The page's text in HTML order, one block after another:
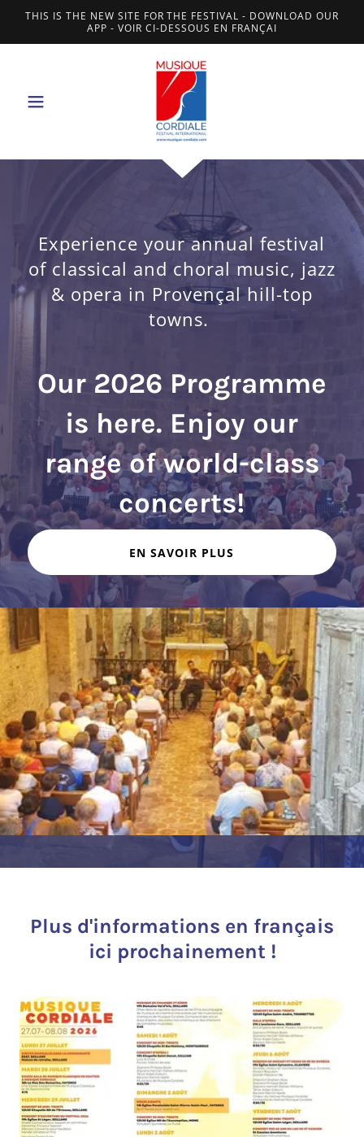
THIS IS THE NEW SITE FOR THE FESTIVAL - DOWNLOAD OUR
APP - VOIR CI-DESSOUS EN FRANÇAI
Experience your annual festival
of classical and choral music, jazz
& opera in Provençal hill-top
towns.
Our 2026 Programme
is here. Enjoy our
range of world-class
concerts!
EN SAVOIR PLUS
Plus d'informations en français
ici prochainement !